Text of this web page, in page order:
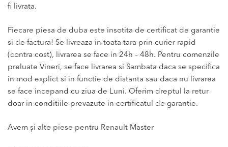
fi livrata.
Fiecare piesa de duba este insotita de certificat de garantie
si de factura! Se livreaza in toata tara prin curier rapid
(contra cost), livrarea se face in 24h – 48h. Pentru comenzile
preluate Vineri, se face livrarea si Sambata daca se specifica
in mod explict si in functie de distanta sau daca nu livrarea
se face incepand cu ziua de Luni. Oferim dreptul la retur
doar in conditiile prevazute in certificatul de garantie.
Avem și alte piese pentru Renault Master